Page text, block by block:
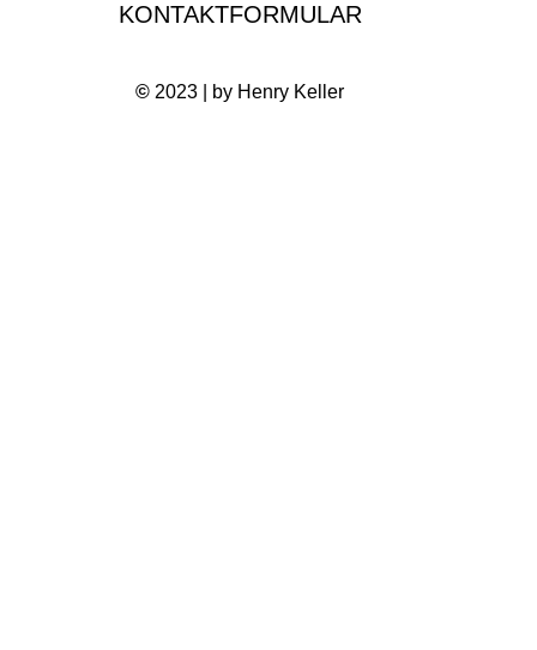
KONTAKTFORMULAR
© 2023 | by Henry Keller